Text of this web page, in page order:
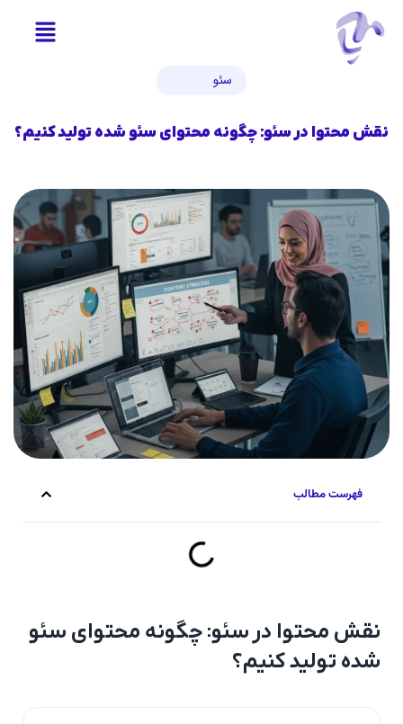
سئو
نقش محتوا در سئو: چگونه محتوای سئو شده تولید کنیم؟
نقش محتوا در سئو: چگونه محتوای سئو
شده تولید کنیم؟
فهرست مطالب